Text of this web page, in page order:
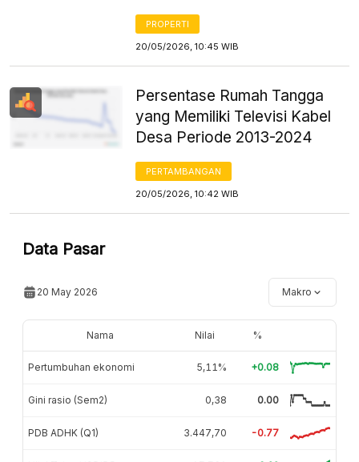
PROPERTI
20/05/2026, 10:45 WIB
Persentase Rumah Tangga
yang Memiliki Televisi Kabel
Desa Periode 2013-2024
PERTAMBANGAN
20/05/2026, 10:42 WIB
Data Pasar
20 May 2026 Makro
Nama Nilai %
Pertumbuhan ekonomi 5,11% +0.08
Gini rasio (Sem2) 0,38 0.00
PDB ADHK (Q1) 3.447,70 -0.77